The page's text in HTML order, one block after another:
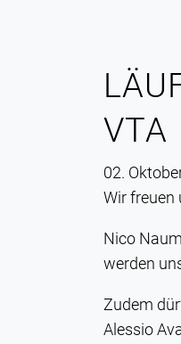
VTA
02.
Wir freuen
Nico
werden
Zudem
Alessio